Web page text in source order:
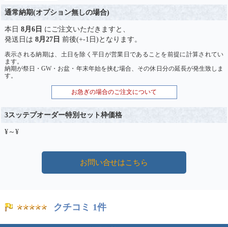
通常納期(オプション無しの場合)
本日 8月6日 にご注文いただきますと、
発送日は 8月27日 前後(+-1日)となります。
表示される納期は、土日を除く平日が営業日であることを前提に計算されてい
ます。
納期が祭日・GW・お盆・年末年始を挟む場合、その休日分の延長が発生致しま
す。
お急ぎの場合のご注文について
3スッテプオーダー特別セット枠価格
¥～¥
お問い合せはこちら
クチコミ 1件